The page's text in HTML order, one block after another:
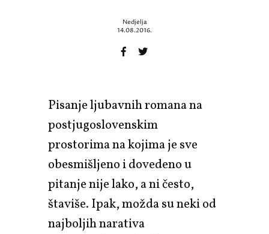
Nedjelja
14.08.2016.
Pisanje ljubavnih romana na
postjugoslovenskim
prostorima na kojima je sve
obesmišljeno i dovedeno u
pitanje nije lako, a ni često,
štaviše. Ipak, možda su neki od
najboljih narativa